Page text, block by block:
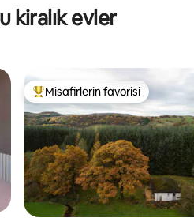
kiralık evler
Misafirlerin favorilerinden en
Misafirlerin favorisi